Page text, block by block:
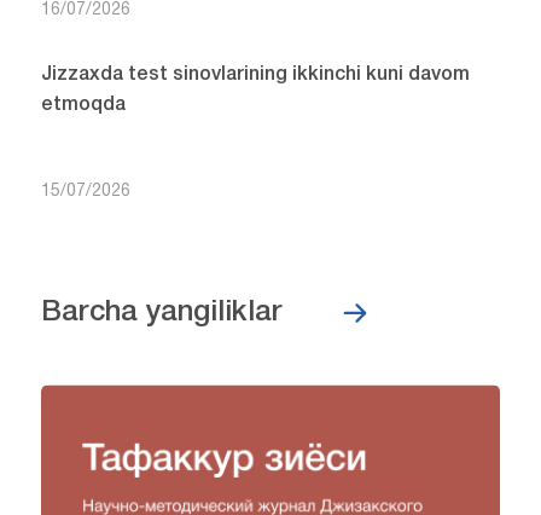
16/07/2026
Jizzaxda test sinovlarining ikkinchi kuni davom
etmoqda
15/07/2026
Barcha yangiliklar